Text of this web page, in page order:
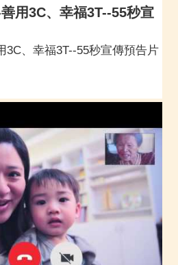
用3C、幸福3T--55秒宣
3C、幸福3T--55秒宣傳預告片